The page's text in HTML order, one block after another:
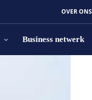
OVER ONS
Business netwerk